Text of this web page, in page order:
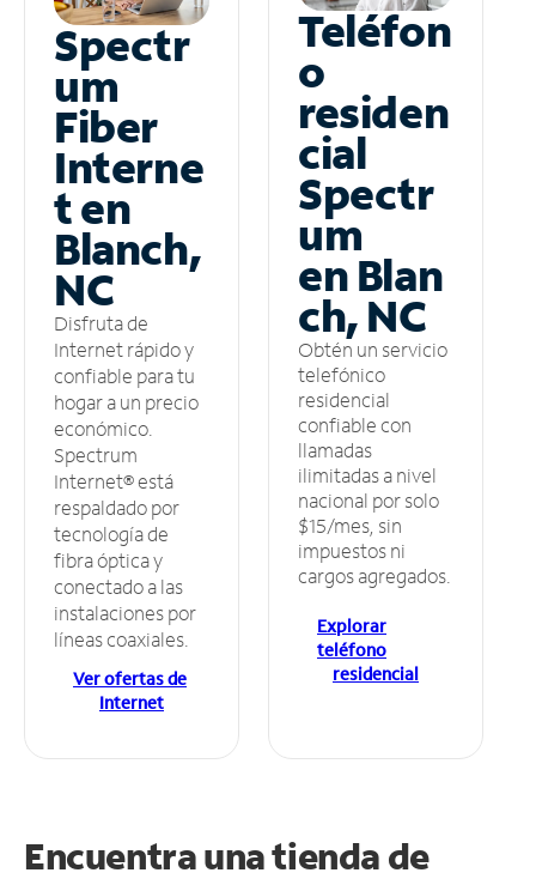
Spectr
um
Fiber
Interne
t en
Blanch,
NC
Disfruta de
Internet rápido y
confiable para tu
hogar a un precio
económico.
Spectrum
Internet® está
respaldado por
tecnología de
fibra óptica y
conectado a las
instalaciones por
líneas coaxiales.
Ver ofertas de
Internet
Teléfon
o
residen
cial
Spectr
um
en Blan
ch, NC
Obtén un servicio
telefónico
residencial
confiable con
llamadas
ilimitadas a nivel
nacional por solo
$15/mes, sin
impuestos ni
cargos agregados.
Explorar
teléfono
residencial
Encuentra una tienda de